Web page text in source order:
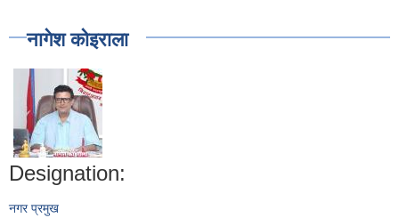
नागेश कोइराला
Designation:
नगर प्रमुख